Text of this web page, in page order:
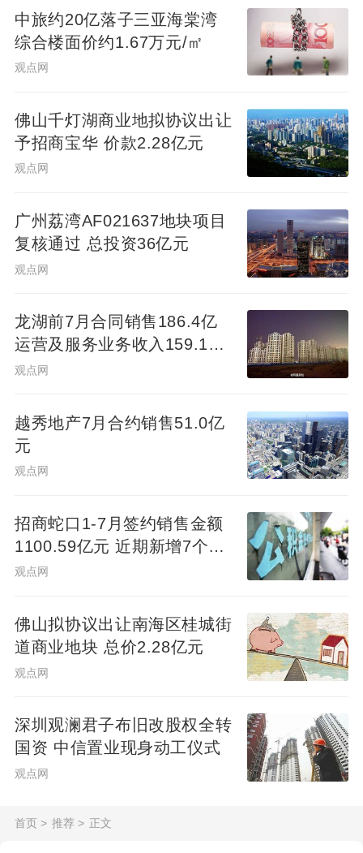
中旅约20亿落子三亚海棠湾
综合楼面价约1.67万元/㎡
观点网
佛山千灯湖商业地拟协议出让
予招商宝华 价款2.28亿元
观点网
广州荔湾AF021637地块项目
复核通过 总投资36亿元
观点网
龙湖前7月合同销售186.4亿
运营及服务业务收入159.1亿
元
观点网
越秀地产7月合约销售51.0亿
元
观点网
招商蛇口1-7月签约销售金额
1100.59亿元 近期新增7个项
目
观点网
佛山拟协议出让南海区桂城街
道商业地块 总价2.28亿元
观点网
深圳观澜君子布旧改股权全转
国资 中信置业现身动工仪式
观点网
首页 > 推荐 > 正文